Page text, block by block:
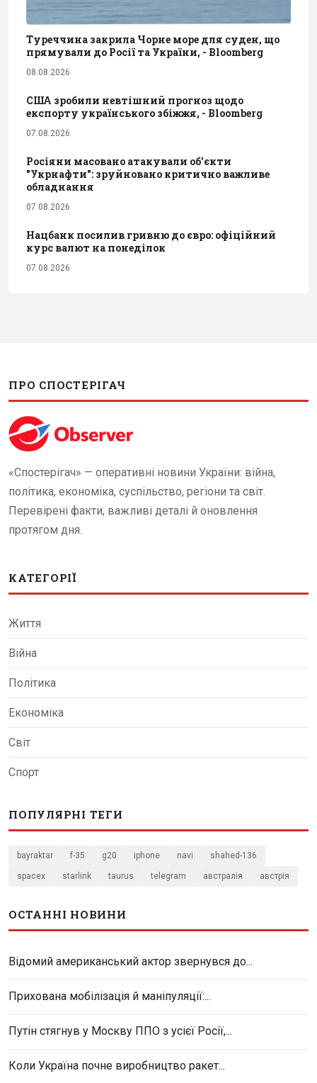
Туреччина закрила Чорне море для суден, що
прямували до Росії та України, - Bloomberg
08.08.2026
США зробили невтішний прогноз щодо
експорту українського збіжжя, - Bloomberg
07.08.2026
Росіяни масовано атакували обʼєкти
"Укрнафти": зруйновано критично важливе
обладнання
07.08.2026
Нацбанк посилив гривню до євро: офіційний
курс валют на понеділок
07.08.2026
ПРО СПОСТЕРІГАЧ
«Спостерігач» — оперативні новини України: війна,
політика, економіка, суспільство, регіони та світ.
Перевірені факти, важливі деталі й оновлення
протягом дня.
КАТЕГОРІЇ
Життя
Війна
Політика
Економіка
Світ
Спорт
ПОПУЛЯРНІ ТЕГИ
bayraktar f-35 g20 iphone navi shahed-136
spacex starlink taurus telegram австралія австрія
ОСТАННІ НОВИНИ
Відомий американський актор звернувся до...
Прихована мобілізація й маніпуляції:...
Путін стягнув у Москву ППО з усієї Росії,...
Коли Україна почне виробництво ракет...